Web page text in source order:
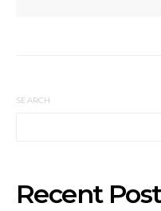
SEARCH
Recent